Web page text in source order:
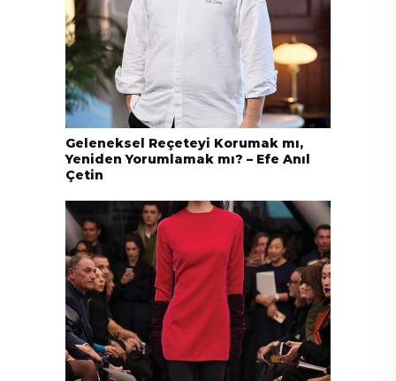
Geleneksel Reçeteyi Korumak mı,
Yeniden Yorumlamak mı? – Efe Anıl
Çetin